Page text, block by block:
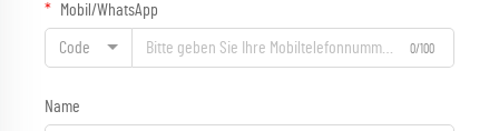
Mobil/WhatsApp
Code 0/100
Name